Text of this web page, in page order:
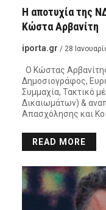
Η αποτυχία της
Κώστα Αρβανίτη
iporta.gr / 28
Ο Κώστας
Δημοσιογράφος,
Συμμαχία, Τακτικό
Δικαιωμάτων) &
Απασχόλησης και
READ MORE